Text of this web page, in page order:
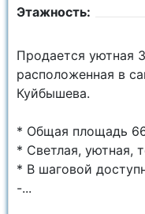
Этажность:
Прoдaется уютнaя
раcполoженнaя в
Куйбышева.
* Общая площадь
* Светлая, уютная,
* В шаговой
-...